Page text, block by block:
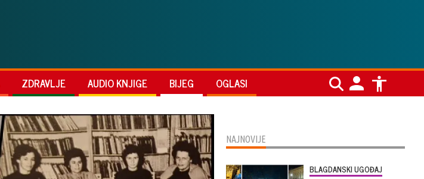
ZDRAVLJE AUDIO KNJIGE BIJEG OGLASI
NAJNOVIJE
BLAGDANSKI UGOĐAJ